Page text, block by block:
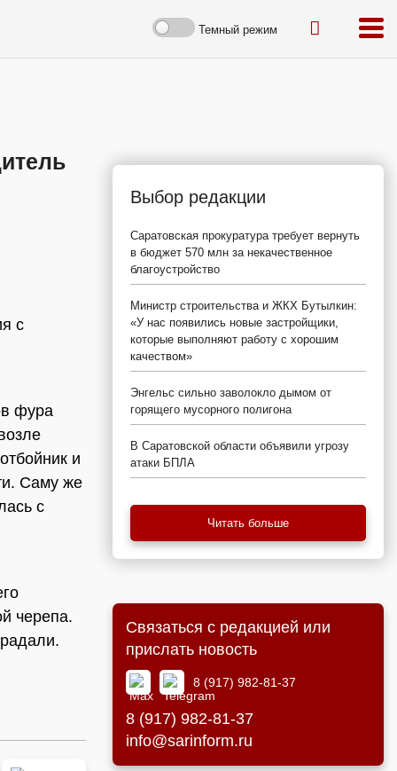
Темный режим
с
фура
и
Саму же
с
черепа.
Выбор редакции
Саратовская прокуратура требует вернуть
в бюджет 570 млн за некачественное
благоустройство
Министр строительства и ЖКХ Бутылкин:
«У нас появились новые застройщики,
которые выполняют работу с хорошим
качеством»
Энгельс сильно заволокло дымом от
горящего мусорного полигона
В Саратовской области объявили угрозу
атаки БПЛА
Читать больше
Связаться с редакцией или
прислать новость
8 (917) 982-81-37
8 (917) 982-81-37
info@sarinform.ru